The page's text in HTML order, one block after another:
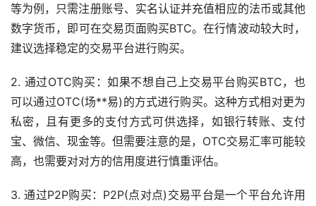
等为例，只需注册账号、实名认证并充值相应的法币或其他
数字货币，即可在交易页面购买BTC。在行情波动较大时，
建议选择稳定的交易平台进行购买。
2. 通过OTC购买：如果不想自己上交易平台购买BTC，也
可以通过OTC(场**易)的方式进行购买。这种方式相对更为
私密，且有更多的支付方式可供选择，如银行转账、 支付
宝、微信、现金等。但需要注意的是，OTC交易汇率可能较
高，也需要对对方的信用度进行慎重评估。
3. 通过P2P购买：P2P(点对点)交易平台是一个平台允许用